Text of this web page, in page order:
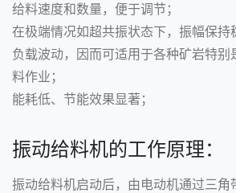
给料速度和数量，便于调节；
在极端情况如超共振状态下，振幅保持
负载波动，因而可适用于各种矿岩特别
料作业；
能耗低、节能效果显著；
振动给料机的工作原理：
振动给料机启动后，由电动机通过三角